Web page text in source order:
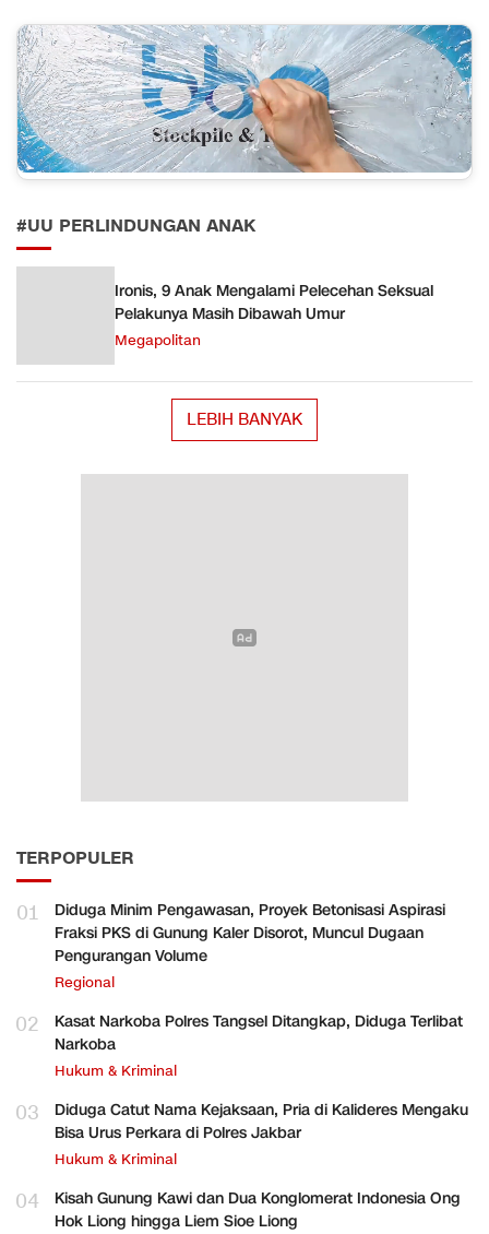
#UU PERLINDUNGAN ANAK
Ironis, 9 Anak Mengalami Pelecehan Seksual
Pelakunya Masih Dibawah Umur
Megapolitan
LEBIH BANYAK
TERPOPULER
01
Diduga Minim Pengawasan, Proyek Betonisasi Aspirasi
Fraksi PKS di Gunung Kaler Disorot, Muncul Dugaan
Pengurangan Volume
Regional
02
Kasat Narkoba Polres Tangsel Ditangkap, Diduga Terlibat
Narkoba
Hukum & Kriminal
03
Diduga Catut Nama Kejaksaan, Pria di Kalideres Mengaku
Bisa Urus Perkara di Polres Jakbar
Hukum & Kriminal
04
Kisah Gunung Kawi dan Dua Konglomerat Indonesia Ong
Hok Liong hingga Liem Sioe Liong